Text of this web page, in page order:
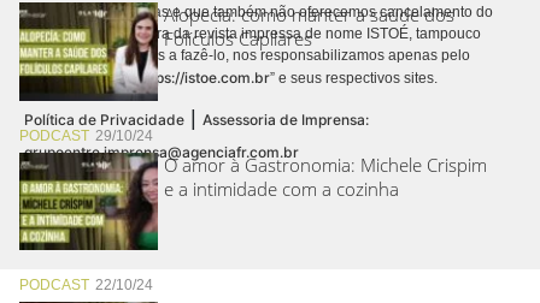
Alopecia: como manter a saúde dos
Folículos Capilares
PODCAST 29/10/24
O amor à Gastronomia: Michele Crispim
e a intimidade com a cozinha
PODCAST 22/10/24
realizamos cobranças e que também não oferecemos cancelamento do
contrato de assinatura da revista impressa de nome ISTOÉ, tampouco
autorizamos terceiros a fazê-lo, nos responsabilizamos apenas pelo
conteúdo digital “https://istoe.com.br” e seus respectivos sites.
Política de Privacidade | Assessoria de Imprensa:
grupoentre.imprensa@agenciafr.com.br